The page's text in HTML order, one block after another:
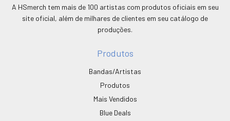
A HSmerch tem mais de 100 artistas com produtos oficiais em seu
site oficial, além de milhares de clientes em seu catálogo de
produções.
Produtos
Bandas/Artistas
Produtos
Mais Vendidos
Blue Deals